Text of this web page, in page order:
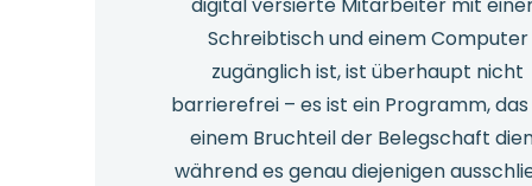
Schreibtisch und einem Computer
zugänglich ist, ist überhaupt nicht
barrierefrei – es ist ein Programm,
einem Bruchteil der Belegschaft
während es genau diejenigen